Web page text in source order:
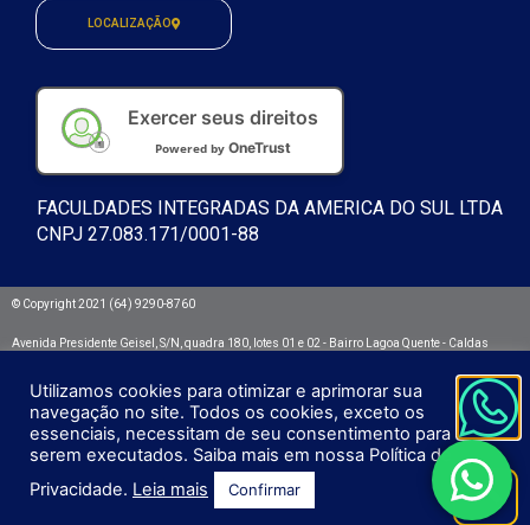
LOCALIZAÇÃO
Exercer seus direitos
Powered by OneTrust
FACULDADES INTEGRADAS DA AMERICA DO SUL LTDA
CNPJ 27.083.171/0001-88
© Copyright 2021 (64) 9290-8760
Avenida Presidente Geisel, S/N, quadra 180, lotes 01 e 02 - Bairro Lagoa Quente - Caldas
Integra - Faculdades Integradas da América do Sul
Utilizamos cookies para otimizar e aprimorar sua
navegação no site. Todos os cookies, exceto os
essenciais, necessitam de seu consentimento para
serem executados. Saiba mais em nossa Política de
Privacidade. Leia mais Confirmar